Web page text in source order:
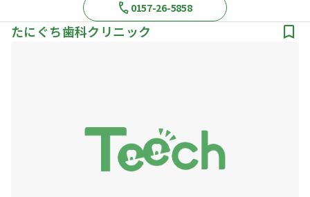
0157-26-5858
たにぐち歯科クリニック